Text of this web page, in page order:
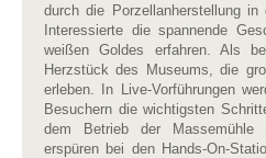
durch die Porzellanherstellung
Interessierte die spannende
weißen Goldes erfahren. Als
Herzstück des Museums, die
erleben. In Live-Vorführungen
Besuchern die wichtigsten
dem Betrieb der
erspüren bei den Hands-On-